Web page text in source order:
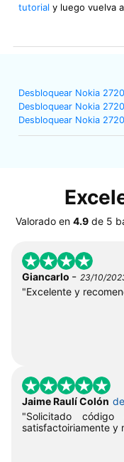
tutorial y luego vuelva
Desbloquear Nokia
Desbloquear Nokia
Desbloquear Nokia
Valorado en 4.9de 5
Giancarlo - 23/10/
"Excelente y
Jaime Raulí Colón
"Solicitado código
satisfactoiriamente y